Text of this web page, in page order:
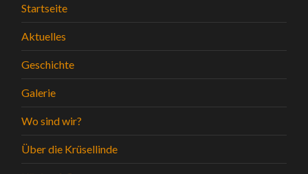
Startseite
Aktuelles
Geschichte
Galerie
Wo sind wir?
Über die Krüsellinde